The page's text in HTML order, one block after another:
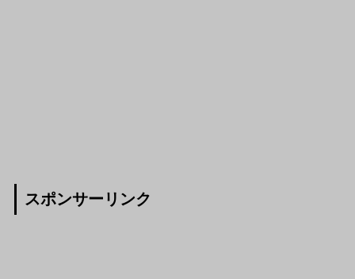
スポンサーリンク